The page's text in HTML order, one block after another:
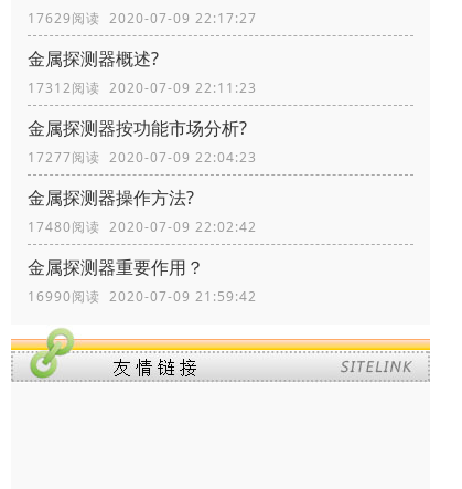
17629阅读 2020-07-09 22:17:27
金属探测器概述?
17312阅读 2020-07-09 22:11:23
金属探测器按功能市场分析?
17277阅读 2020-07-09 22:04:23
金属探测器操作方法?
17480阅读 2020-07-09 22:02:42
金属探测器重要作用？
16990阅读 2020-07-09 21:59:42